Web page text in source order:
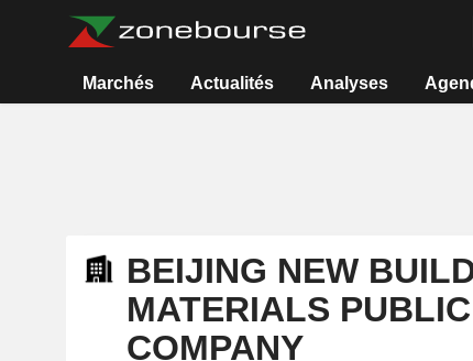
Marchés Actualités Analyses
BEIJING NEW
MATERIALS
COMPANY